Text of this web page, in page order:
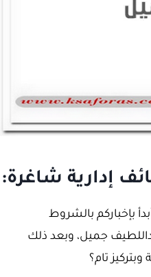
شاغرة، وسأبدأ بإخباركم بالشروط
جميل، وبعد ذلك
تام؟